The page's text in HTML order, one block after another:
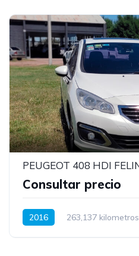
Consultar precio
2016 263,137 kilometros